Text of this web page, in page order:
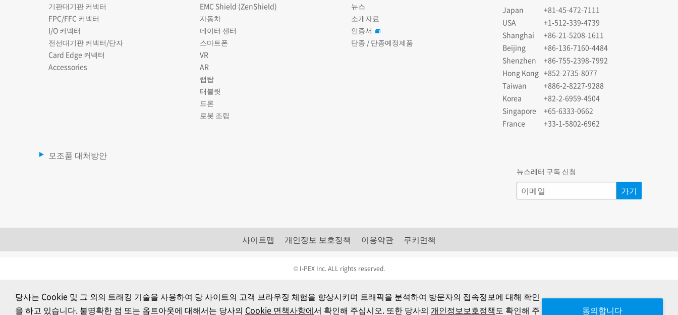
기판대기판 커넥터
FPC/FFC 커넥터
I/O 커넥터
전선대기판 커넥터/단자
Card Edge 커넥터
Accessories
EMC Shield (ZenShield)
자동차
데이터 센터
스마트폰
VR
AR
랩탑
태블릿
드론
로봇 조립
뉴스
소개자료
인증서
단종 / 단종예정제품
Japan
+81-45-472-7111
USA
+1-512-339-4739
Shanghai
+86-21-5208-1611
Beijing
+86-136-7160-4484
Shenzhen
+86-755-2398-7992
Hong Kong +852-2735-8077
Taiwan
+886-2-8227-9288
Korea
+82-2-6959-4504
Singapore
+65-6333-0662
France
+33-1-5802-6962
모조품 대처방안
뉴스레터 구독 신청
사이트맵 개인정보 보호정책 이용약관 쿠키면책
© I-PEX Inc. ALL rights reserved.
당사는 Cookie 및 그 외의 트래킹 기술을 사용하여 당 사이트의 고객 브라우징 체험을 향상시키며 트래픽을 분석하여 방문자의 접속정보에 대해 확인
을 하고 있습니다. 불명확한 점 또는 옵트아웃에 대해서는 당사의 Cookie 면책사항에서 확인해 주십시오. 또한 당사의 개인정보보호정책도 확인해 주 동의합니다